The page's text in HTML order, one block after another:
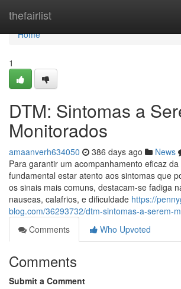
thefairlist
Home
Home
1
DTM: Sintomas a
Monitorados
amaanverh634050 386 days ago News
Para garantir um acompanhamento eficaz
fundamental estar atento aos sintomas que
os sinais mais comuns, destacam-se fadiga
nauseas, calafrios, e dificuldade https://
blog.com/36293732/dtm-sintomas-a-serem-
Comments
Who Upvoted
Comments
Submit a Comment